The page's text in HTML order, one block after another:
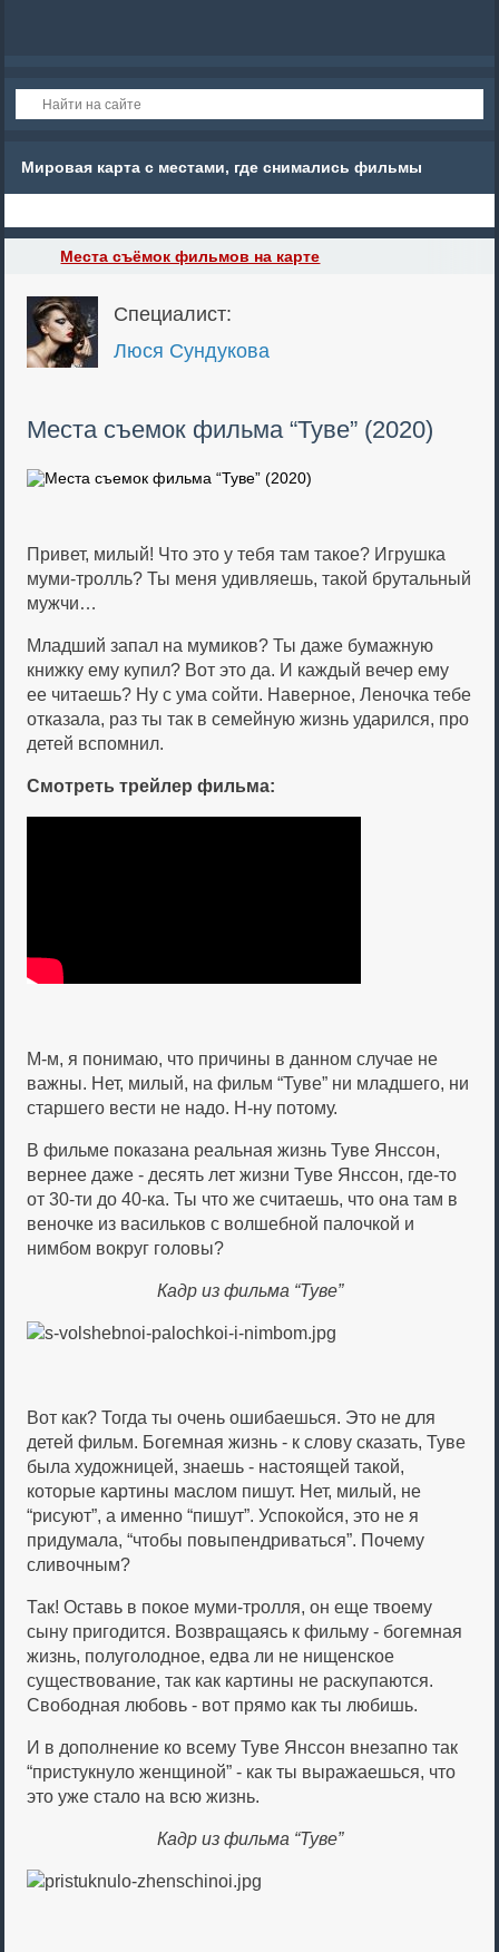
Мировая карта с местами, где снимались фильмы
Места съёмок фильмов на карте
Специалист:
Люся Сундукова
Места съемок фильма “Туве” (2020)
Привет, милый! Что это у тебя там такое? Игрушка
муми-тролль? Ты меня удивляешь, такой брутальный
мужчи…
Младший запал на мумиков? Ты даже бумажную
книжку ему купил? Вот это да. И каждый вечер ему
ее читаешь? Ну с ума сойти. Наверное, Леночка тебе
отказала, раз ты так в семейную жизнь ударился, про
детей вспомнил.
Смотреть трейлер фильма:
М-м, я понимаю, что причины в данном случае не
важны. Нет, милый, на фильм “Туве” ни младшего, ни
старшего вести не надо. Н-ну потому.
В фильме показана реальная жизнь Туве Янссон,
вернее даже - десять лет жизни Туве Янссон, где-то
от 30-ти до 40-ка. Ты что же считаешь, что она там в
веночке из васильков с волшебной палочкой и
нимбом вокруг головы?
Кадр из фильма “Туве”
Вот как? Тогда ты очень ошибаешься. Это не для
детей фильм. Богемная жизнь - к слову сказать, Туве
была художницей, знаешь - настоящей такой,
которые картины маслом пишут. Нет, милый, не
“рисуют”, а именно “пишут”. Успокойся, это не я
придумала, “чтобы повыпендриваться”. Почему
сливочным?
Так! Оставь в покое муми-тролля, он еще твоему
сыну пригодится. Возвращаясь к фильму - богемная
жизнь, полуголодное, едва ли не нищенское
существование, так как картины не раскупаются.
Свободная любовь - вот прямо как ты любишь.
И в дополнение ко всему Туве Янссон внезапно так
“пристукнуло женщиной” - как ты выражаешься, что
это уже стало на всю жизнь.
Кадр из фильма “Туве”